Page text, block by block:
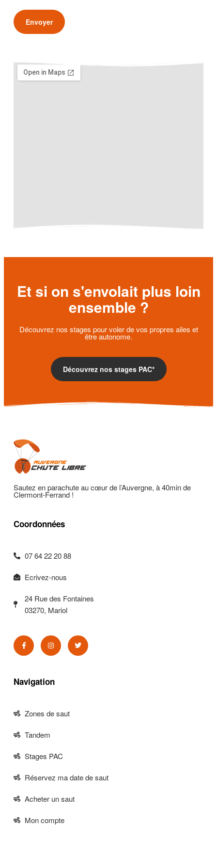
Envoyer
Et si on s'envolait plus loin
ensemble ?
Découvrez nos stages pour voler de vos propres ailes et
être autonome.
Découvrez nos stages PAC*
Sautez en parachute au cœur de l’Auvergne, à 40min de
Clermont-Ferrand !
Coordonnées
07 64 22 20 88
Ecrivez-nous
24 Rue des Fontaines
03270, Mariol
Navigation
Zones de saut
Tandem
Stages PAC
Réservez ma date de saut
Acheter un saut
Mon compte